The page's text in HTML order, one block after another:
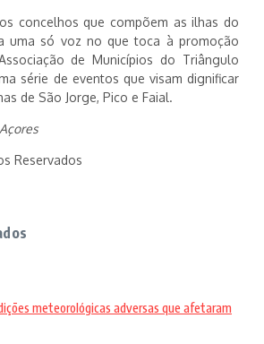
concelhos que compõem as ilhas do
uma só voz no que toca à promoção
de Municípios do Triângulo
série de eventos que visam dignificar
de São Jorge, Pico e Faial.
Reservados
meteorológicas adversas que afetaram